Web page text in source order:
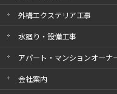
外構エクステリア工事
水廻り・設備工事
アパート・マンションオーナ
会社案内